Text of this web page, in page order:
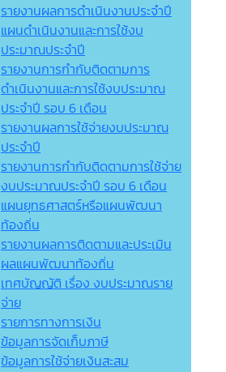
รายงานผลการดำเนินงานประจำปี
แผนดำเนินงานและการใช้งบ
ประมาณประจำปี
รายงานการกำกับติดตามการ
ดำเนินงานและการใช้งบประมาณ
ประจำปี รอบ 6 เดือน
รายงานผลการใช้จ่ายงบประมาณ
ประจำปี
รายงานการกำกับติดตามการใช้จ่าย
งบประมาณประจำปี รอบ 6 เดือน
แผนยุทธศาสตร์หรือแผนพัฒนา
ท้องถิ่น
รายงานผลการติดตามและประเมิน
ผลแผนพัฒนาท้องถิ่น
เทศบัญญัติ เรื่อง งบประมาณราย
จ่าย
รายการทางการเงิน
ข้อมูลการจัดเก็บภาษี
ข้อมูลการใช้จ่ายเงินสะสม